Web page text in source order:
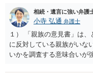
捺印する前に、相談者様も
もいいと思います。 ⑵振込
護士の預り口座を振込先と
います。
相続・遺言に強い弁護
小寺 弘通 弁護士
１） 「親族の意見書」は
に反対している親族がいな
いかを調査する意味合いが
す。 ２） 場合によっては